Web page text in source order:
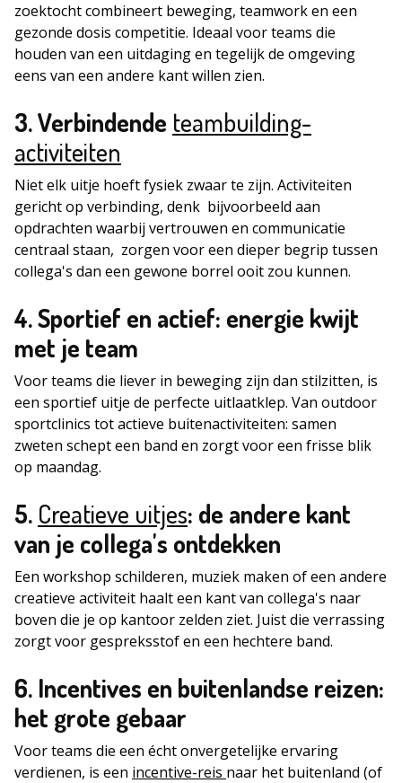
zoektocht combineert beweging, teamwork en een
gezonde dosis competitie. Ideaal voor teams die
houden van een uitdaging en tegelijk de omgeving
eens van een andere kant willen zien.
3. Verbindende teambuilding-
activiteiten
Niet elk uitje hoeft fysiek zwaar te zijn. Activiteiten
gericht op verbinding, denk bijvoorbeeld aan
opdrachten waarbij vertrouwen en communicatie
centraal staan, zorgen voor een dieper begrip tussen
collega's dan een gewone borrel ooit zou kunnen.
4. Sportief en actief: energie kwijt
met je team
Voor teams die liever in beweging zijn dan stilzitten, is
een sportief uitje de perfecte uitlaatklep. Van outdoor
sportclinics tot actieve buitenactiviteiten: samen
zweten schept een band en zorgt voor een frisse blik
op maandag.
5. Creatieve uitjes: de andere kant
van je collega's ontdekken
Een workshop schilderen, muziek maken of een andere
creatieve activiteit haalt een kant van collega's naar
boven die je op kantoor zelden ziet. Juist die verrassing
zorgt voor gespreksstof en een hechtere band.
6. Incentives en buitenlandse reizen:
het grote gebaar
Voor teams die een écht onvergetelijke ervaring
verdienen, is een incentive-reis naar het buitenland (of